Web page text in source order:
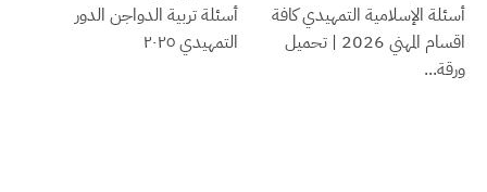
الإسلامية التمهيدي كافة
اقسام المهني 2026 | تحميل
أسئلة تربية الدواجن الدور
التمهيدي ٢٠٢٥